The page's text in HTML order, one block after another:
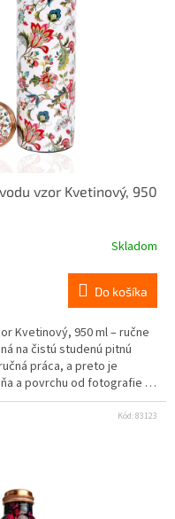
vzor Kvetinový, 950
Skladom
Do košíka
Kvetinový, 950 ml – ručne
na čistú studenú pitnú
práca, a preto je
a povrchu od fotografie sú
výhradne na čistú
džús, ocot, víno), mlieko,
denne, voda v nádobe
a dojčiace ženy a osoby s
Kód:83123